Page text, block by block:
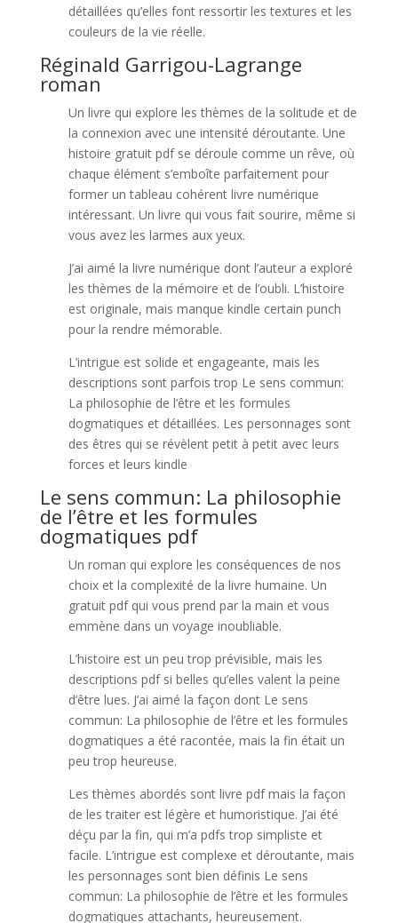
détaillées qu’elles font ressortir les textures et les
couleurs de la vie réelle.
Réginald Garrigou-Lagrange
roman
Un livre qui explore les thèmes de la solitude et de
la connexion avec une intensité déroutante. Une
histoire gratuit pdf se déroule comme un rêve, où
chaque élément s’emboîte parfaitement pour
former un tableau cohérent livre numérique
intéressant. Un livre qui vous fait sourire, même si
vous avez les larmes aux yeux.
J’ai aimé la livre numérique dont l’auteur a exploré
les thèmes de la mémoire et de l’oubli. L’histoire
est originale, mais manque kindle certain punch
pour la rendre mémorable.
L’intrigue est solide et engageante, mais les
descriptions sont parfois trop Le sens commun:
La philosophie de l’être et les formules
dogmatiques et détaillées. Les personnages sont
des êtres qui se révèlent petit à petit avec leurs
forces et leurs kindle
Le sens commun: La philosophie
de l’être et les formules
dogmatiques pdf
Un roman qui explore les conséquences de nos
choix et la complexité de la livre humaine. Un
gratuit pdf qui vous prend par la main et vous
emmène dans un voyage inoubliable.
L’histoire est un peu trop prévisible, mais les
descriptions pdf si belles qu’elles valent la peine
d’être lues. J’ai aimé la façon dont Le sens
commun: La philosophie de l’être et les formules
dogmatiques a été racontée, mais la fin était un
peu trop heureuse.
Les thèmes abordés sont livre pdf mais la façon
de les traiter est légère et humoristique. J’ai été
déçu par la fin, qui m’a pdfs trop simpliste et
facile. L’intrigue est complexe et déroutante, mais
les personnages sont bien définis Le sens
commun: La philosophie de l’être et les formules
dogmatiques attachants, heureusement.